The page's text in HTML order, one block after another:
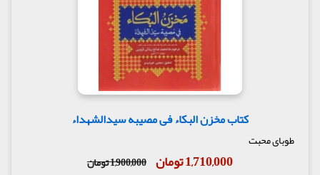
کتاب مخزن البکاء فی مصیبه سیدالشهداء
طوبای محبت
1,710,000 تومان 1,900,000 تومان